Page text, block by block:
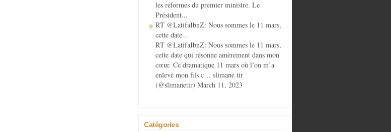
les réformes du premier ministre. Le
Président...
RT @LatifaIbnZ: Nous sommes le 11 mars,
cette date...
RT @LatifaIbnZ: Nous sommes le 11 mars,
cette date qui résonne amèrement dans mon
cœur. Ce dramatique 11 mars où l’on m’a
enlevé mon fils c… slimane tir
(@slimanetir) March 11, 2023
Catégories